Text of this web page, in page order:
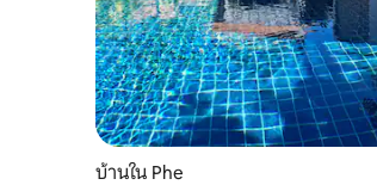
บ้านใน Phe